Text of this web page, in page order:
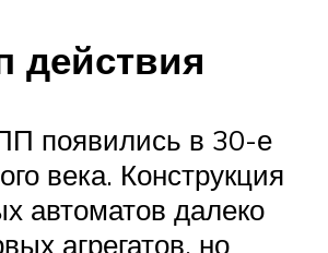
действия
появились в 30-е
века. Конструкция
автоматов далеко
агрегатов, но